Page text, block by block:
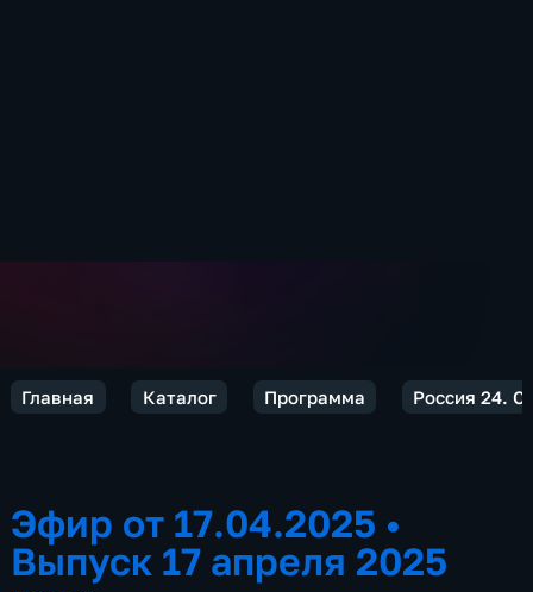
Главная Каталог Программа Россия 24.
Эфир от 17.04.2025 •
Выпуск 17 апреля 2025